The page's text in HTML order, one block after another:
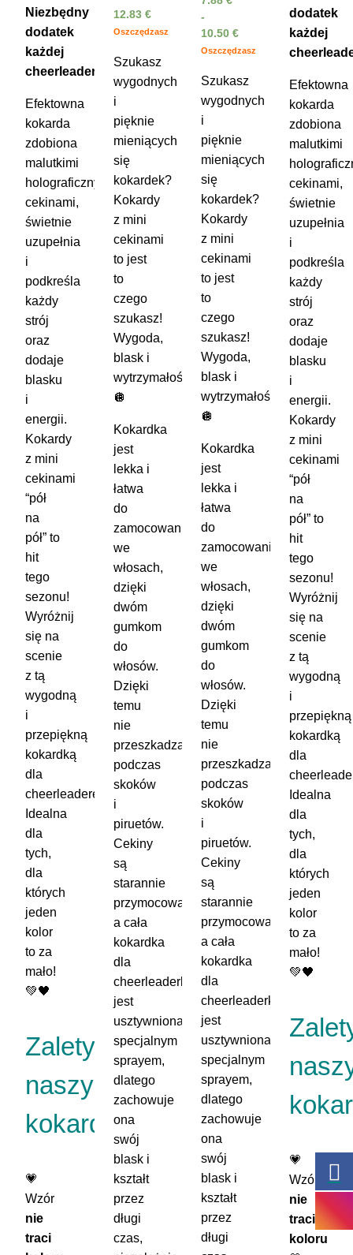
Niezbędny
dodatek
każdej
cheerleaderki!
Efektowna
kokarda
zdobiona
malutkimi
holograficznymi
cekinami,
świetnie
uzupełnia
i
podkreśla
każdy
strój
oraz
dodaje
blasku
i
energii.
Kokardy
z mini
cekinami
“pół
na
pół” to
hit
tego
sezonu!
Wyróżnij
się na
scenie
z tą
wygodną
i
przepiękną
kokardką
dla
cheerleaderek!
Idealna
dla
tych,
dla
których
jeden
kolor
to za
mało!
💚🖤
Zalety
naszych
kokard:
💗
Wzór
nie
traci
12.83 €
Oszczędzasz
Szukasz
wygodnych
i
pięknie
mieniących
się
kokardek?
Kokardy
z mini
cekinami
to jest
to
czego
szukasz!
Wygoda,
blask i
wytrzymałość!
🪩
Kokardka
jest
lekka i
łatwa
do
zamocowania
we
włosach,
dzięki
dwóm
gumkom
do
włosów.
Dzięki
temu
nie
przeszkadza
podczas
skoków
i
piruetów.
Cekiny
są
starannie
przymocowane,
a cała
kokardka
dla
cheerleaderki
jest
usztywniona
specjalnym
sprayem,
dlatego
zachowuje
ona
swój
blask i
kształt
przez
długi
czas,
-
10.50€
Oszczędzasz
Szukasz
wygodnych
i
pięknie
mieniących
się
kokardek?
Kokardy
z mini
cekinami
to jest
to
czego
szukasz!
Wygoda,
blask i
wytrzymałość!
🪩
Kokardka
jest
lekka i
łatwa
do
zamocowania
we
włosach,
dzięki
dwóm
gumkom
do
włosów.
Dzięki
temu
nie
przeszkadza
podczas
skoków
i
piruetów.
Cekiny
są
starannie
przymocowane,
a cała
kokardka
dla
cheerleaderki
jest
usztywniona
specjalnym
sprayem,
dlatego
zachowuje
ona
swój
blask i
kształt
przez
długi
dodatek
każdej
Efektowna
kokarda
zdobiona
malutkimi
cekinami,
świetnie
uzupełnia
i
podkreśla
każdy
strój
oraz
dodaje
blasku
i
energii.
Kokardy
z mini
cekinami
“pół
na
pół” to
hit
tego
sezonu!
Wyróżnij
się na
scenie
z tą
wygodną
i
przepiękną
kokardką
dla
Idealna
dla
tych,
dla
których
jeden
kolor
to za
mało!
💚🖤
💗
Wzór
nie
traci
koloru